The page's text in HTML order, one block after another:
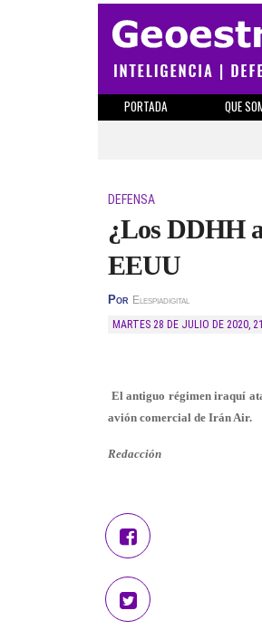
PORTADA QUE
DEFENSA
¿Los DDHH
EEUU
Por Elespiadigital
MARTES 28 DE JULIO DE 2020,
El antiguo régimen iraquí
avión comercial de Irán Air.
Redacción